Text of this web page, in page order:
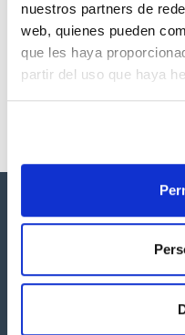
nuestros partners de
web, quienes pueden
que les haya
partir del uso que haya
Referencia
SB39380250
Disponibilidad
Ver stock